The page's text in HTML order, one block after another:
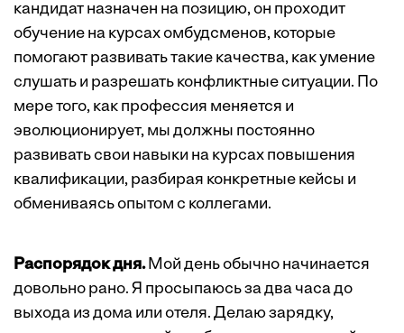
кандидат назначен на позицию, он проходит
обучение на курсах омбудсменов, которые
помогают развивать такие качества, как умение
слушать и разрешать конфликтные ситуации. По
мере того, как профессия меняется и
эволюционирует, мы должны постоянно
развивать свои навыки на курсах повышения
квалификации, разбирая конкретные кейсы и
обмениваясь опытом с коллегами.
Распорядок дня.Мой день обычно начинается
довольно рано. Я просыпаюсь за два часа до
выхода из дома или отеля. Делаю зарядку,